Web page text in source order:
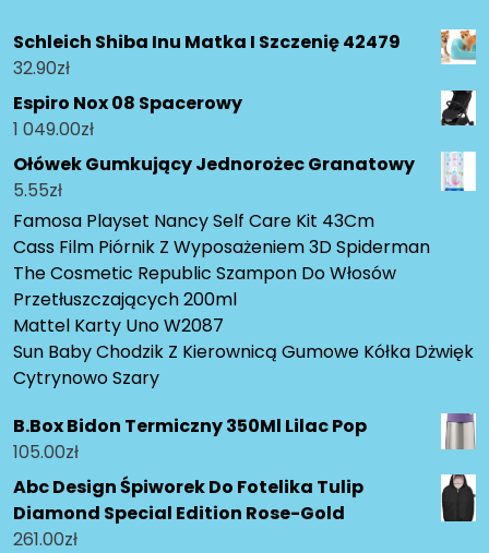
Schleich Shiba Inu Matka I Szczenię 42479
32.90zł
Espiro Nox 08 Spacerowy
1 049.00zł
Ołówek Gumkujący Jednorożec Granatowy
5.55zł
Famosa Playset Nancy Self Care Kit 43Cm
Cass Film Piórnik Z Wyposażeniem 3D Spiderman
The Cosmetic Republic Szampon Do Włosów
Przetłuszczających 200ml
Mattel Karty Uno W2087
Sun Baby Chodzik Z Kierownicą Gumowe Kółka Dżwięk
Cytrynowo Szary
B.Box Bidon Termiczny 350Ml Lilac Pop
105.00zł
Abc Design Śpiworek Do Fotelika Tulip
Diamond Special Edition Rose-Gold
261.00zł